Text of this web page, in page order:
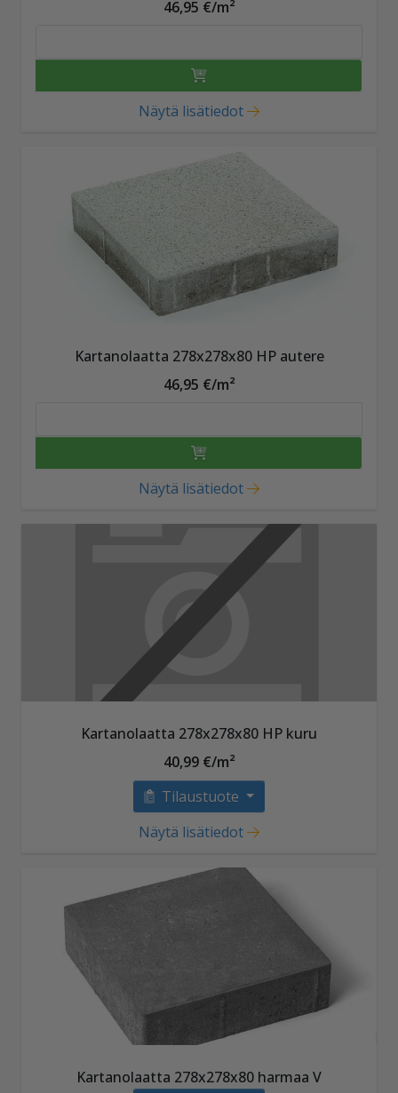
46,95 €/m²
Näytä lisätiedot
Kartanolaatta 278x278x80 HP autere
46,95 €/m²
Näytä lisätiedot
Kartanolaatta 278x278x80 HP kuru
40,99 €/m²
Tilaustuote
Näytä lisätiedot
Kartanolaatta 278x278x80 harmaa V